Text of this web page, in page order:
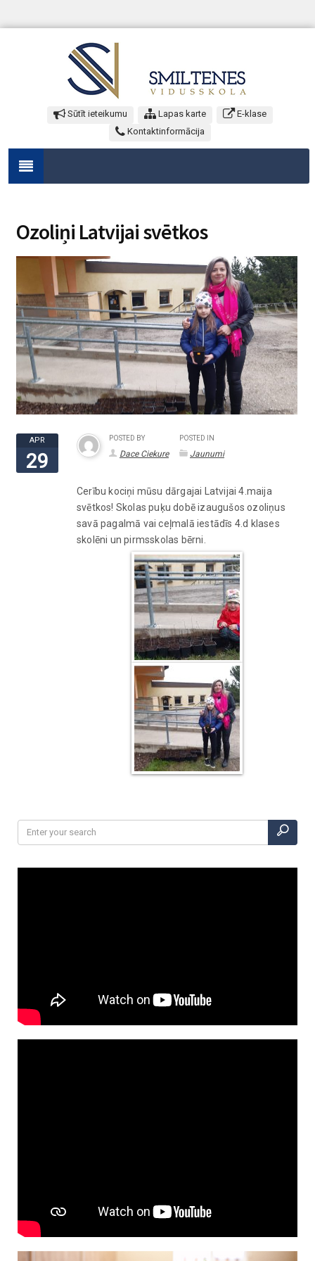
Sūtīt ieteikumu Lapas karte
E-klase
Kontaktinformācija
Ozoliņi Latvijai svētkos
APR
29
POSTED BY
Dace Ciekure
POSTED IN
Jaunumi
Cerību kociņi mūsu dārgajai Latvijai 4.maija
svētkos! Skolas puķu dobē izaugušos ozoliņus
savā pagalmā vai ceļmalā iestādīs 4.d klases
skolēni un pirmsskolas bērni.